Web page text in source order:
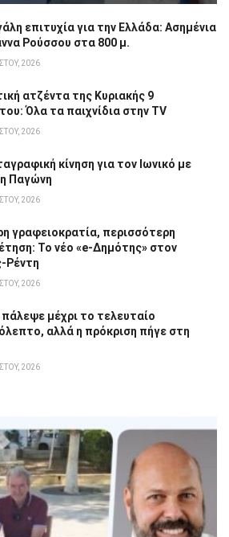
επιτυχία για την Ελλάδα: Ασημένια
Ρούσσου στα 800 μ.
2026
ατζέντα της Κυριακής 9
Όλα τα παιχνίδια στην TV
2026
κίνηση για τον Ιωνικό με
Παγώνη
2026
γραφειοκρατία, περισσότερη
Το νέο «e-Δημότης» στον
Ρέντη
2026
μέχρι το τελευταίο
αλλά η πρόκριση πήγε στη
2026